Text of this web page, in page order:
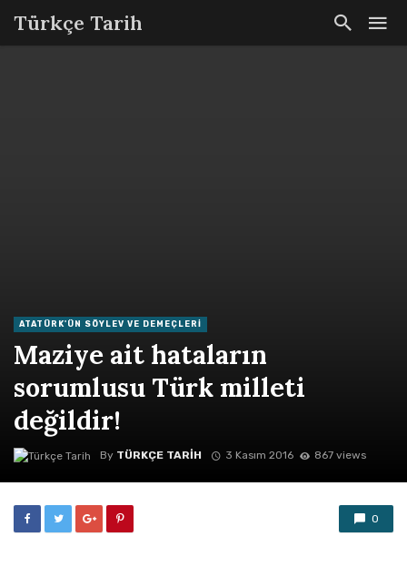
Türkçe Tarih
ATATÜRK'ÜN SÖYLEV VE DEMEÇLERI
Maziye ait hataların
sorumlusu Türk milleti
değildir!
By TÜRKÇE TARIH 3 Kasım 2016 867 views
0